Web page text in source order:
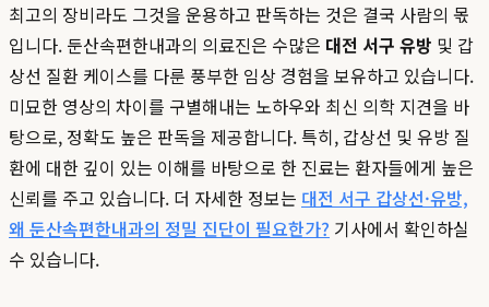
최고의 장비라도 그것을 운용하고 판독하는 것은 결국 사람의 몫
입니다. 둔산속편한내과의 의료진은 수많은 대전 서구 유방 및 갑
상선 질환 케이스를 다룬 풍부한 임상 경험을 보유하고 있습니다.
미묘한 영상의 차이를 구별해내는 노하우와 최신 의학 지견을 바
탕으로, 정확도 높은 판독을 제공합니다. 특히, 갑상선 및 유방 질
환에 대한 깊이 있는 이해를 바탕으로 한 진료는 환자들에게 높은
신뢰를 주고 있습니다. 더 자세한 정보는 대전 서구 갑상선·유방,
왜 둔산속편한내과의 정밀 진단이 필요한가? 기사에서 확인하실
수 있습니다.